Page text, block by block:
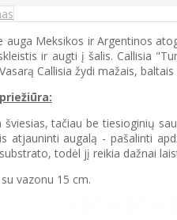
auga Meksikos ir Argentinos
ir augti į šalis. Callisia
Callisia žydi mažais,
šviesias, tačiau be tiesioginių
atjauninti augalą - pašalinti
todėl jį reikia dažnai
vazonu 15 cm.